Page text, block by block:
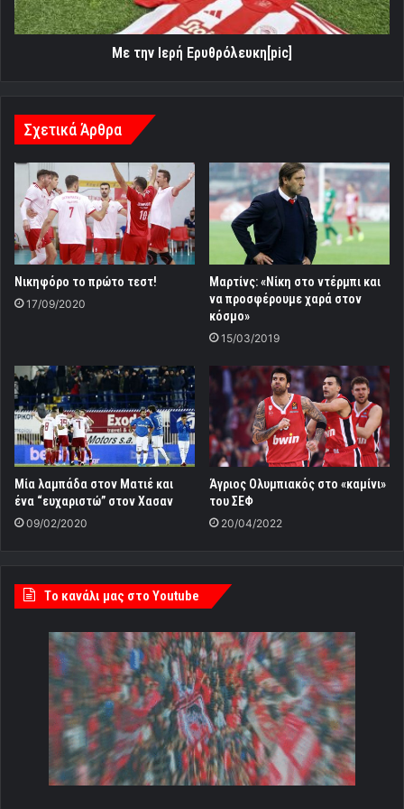
Με την Ιερή Ερυθρόλευκη[pic]
Σχετικά Άρθρα
Νικηφόρο το πρώτο τεστ!
17/09/2020
Μαρτίνς: «Νίκη στο ντέρμπι και
να προσφέρουμε χαρά στον
κόσμο»
15/03/2019
Μία λαμπάδα στον Ματιέ και
ένα “ευχαριστώ” στον Χασαν
09/02/2020
Άγριος Ολυμπιακός στο «καμίνι»
του ΣΕΦ
20/04/2022
Tο κανάλι μας στο Youtube